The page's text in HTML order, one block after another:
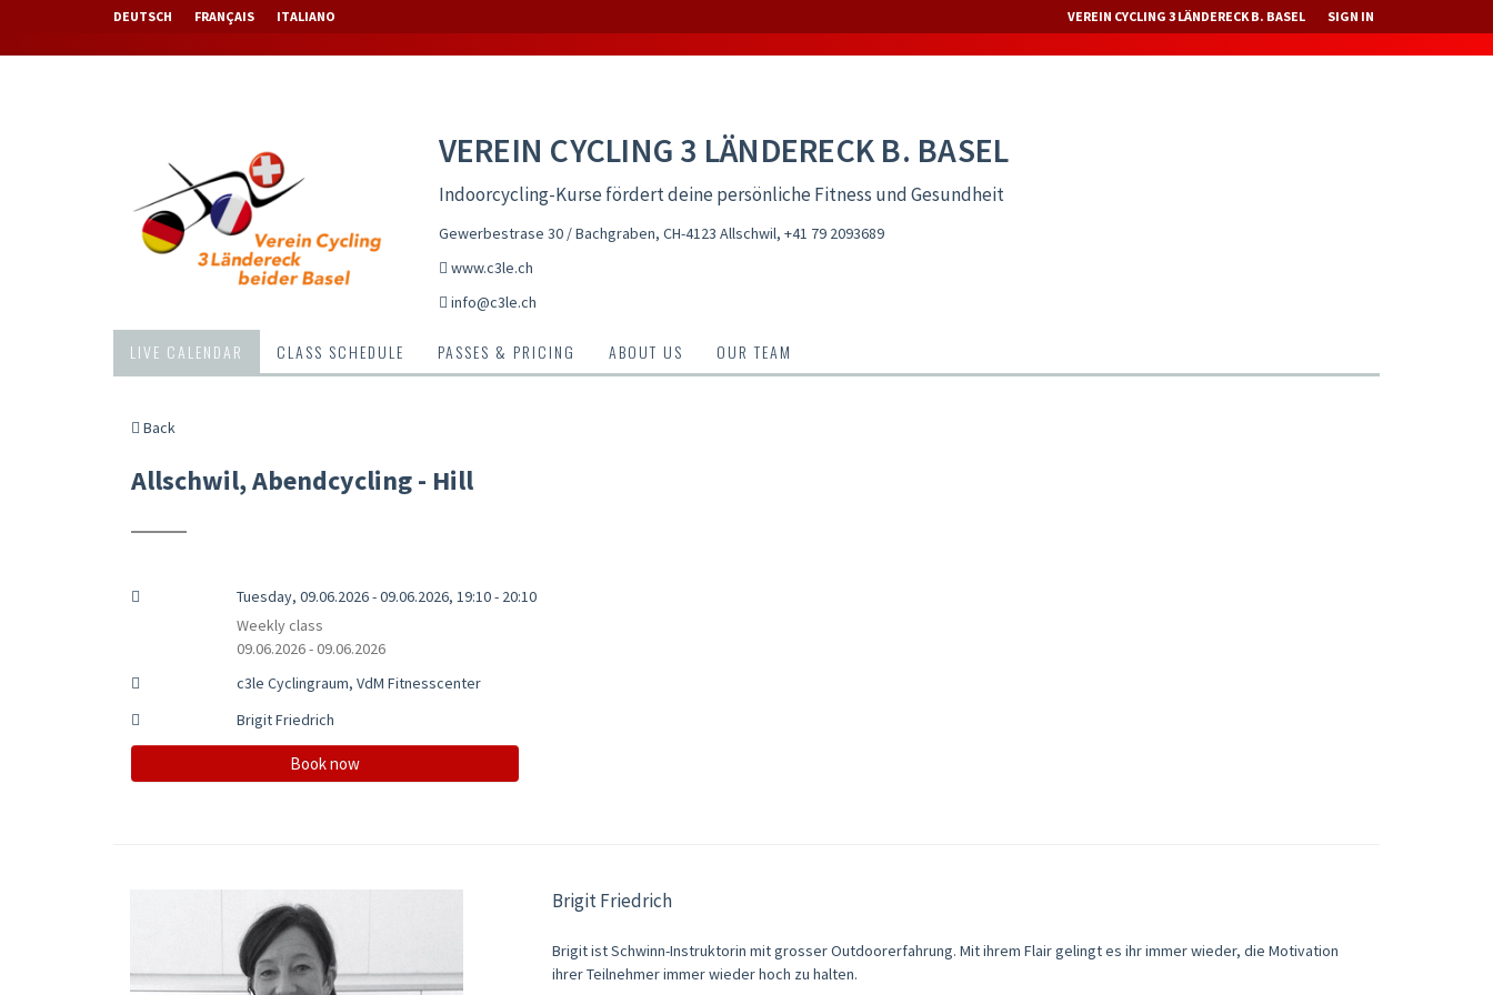
DEUTSCH FRANÇAIS ITALIANO VEREIN CYCLING 3 LÄNDERECK B. BASEL SIGN IN
VEREIN CYCLING 3 LÄNDERECK B. BASEL
Indoorcycling-Kurse fördert deine persönliche Fitness und Gesundheit
Gewerbestrase 30 / Bachgraben, CH-4123 Allschwil, +41 79 2093689
www.c3le.ch
info@c3le.ch
LIVE CALENDAR CLASS SCHEDULE PASSES & PRICING ABOUT US OUR TEAM
Back
Allschwil, Abendcycling - Hill
Tuesday, 09.06.2026 - 09.06.2026, 19:10 - 20:10
Weekly class
09.06.2026 - 09.06.2026
c3le Cyclingraum, VdM Fitnesscenter
Brigit Friedrich
Book now
Brigit Friedrich
Brigit ist Schwinn-Instruktorin mit grosser Outdoorerfahrung. Mit ihrem Flair gelingt es ihr immer wieder, die Motivation
ihrer Teilnehmer immer wieder hoch zu halten.